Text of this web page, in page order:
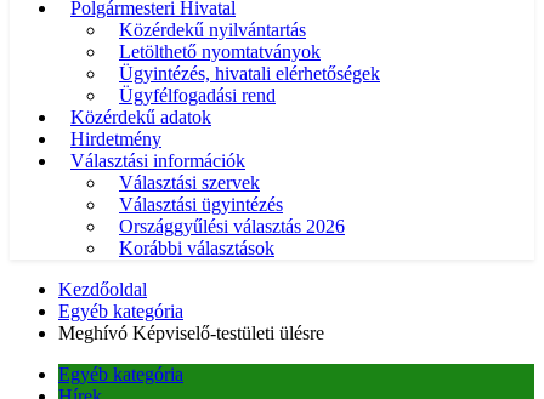
Polgármesteri Hivatal
Közérdekű nyilvántartás
Letölthető nyomtatványok
Ügyintézés, hivatali elérhetőségek
Ügyfélfogadási rend
Közérdekű adatok
Hirdetmény
Választási információk
Választási szervek
Választási ügyintézés
Országgyűlési választás 2026
Korábbi választások
Kezdőoldal
Egyéb kategória
Meghívó Képviselő-testületi ülésre
Egyéb kategória